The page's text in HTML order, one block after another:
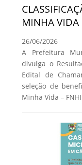
MINHA VIDA
26/06/2026
A Prefeitura
divulga o
Edital de
seleção de
Minha Vida –